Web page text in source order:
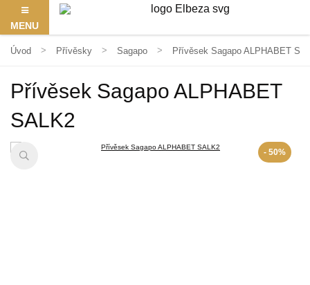
MENU
Úvod Přívěsky Sagapo Přívěsek Sagapo ALPHABET
Přívěsek Sagapo ALPHABET
SALK2
- 50%